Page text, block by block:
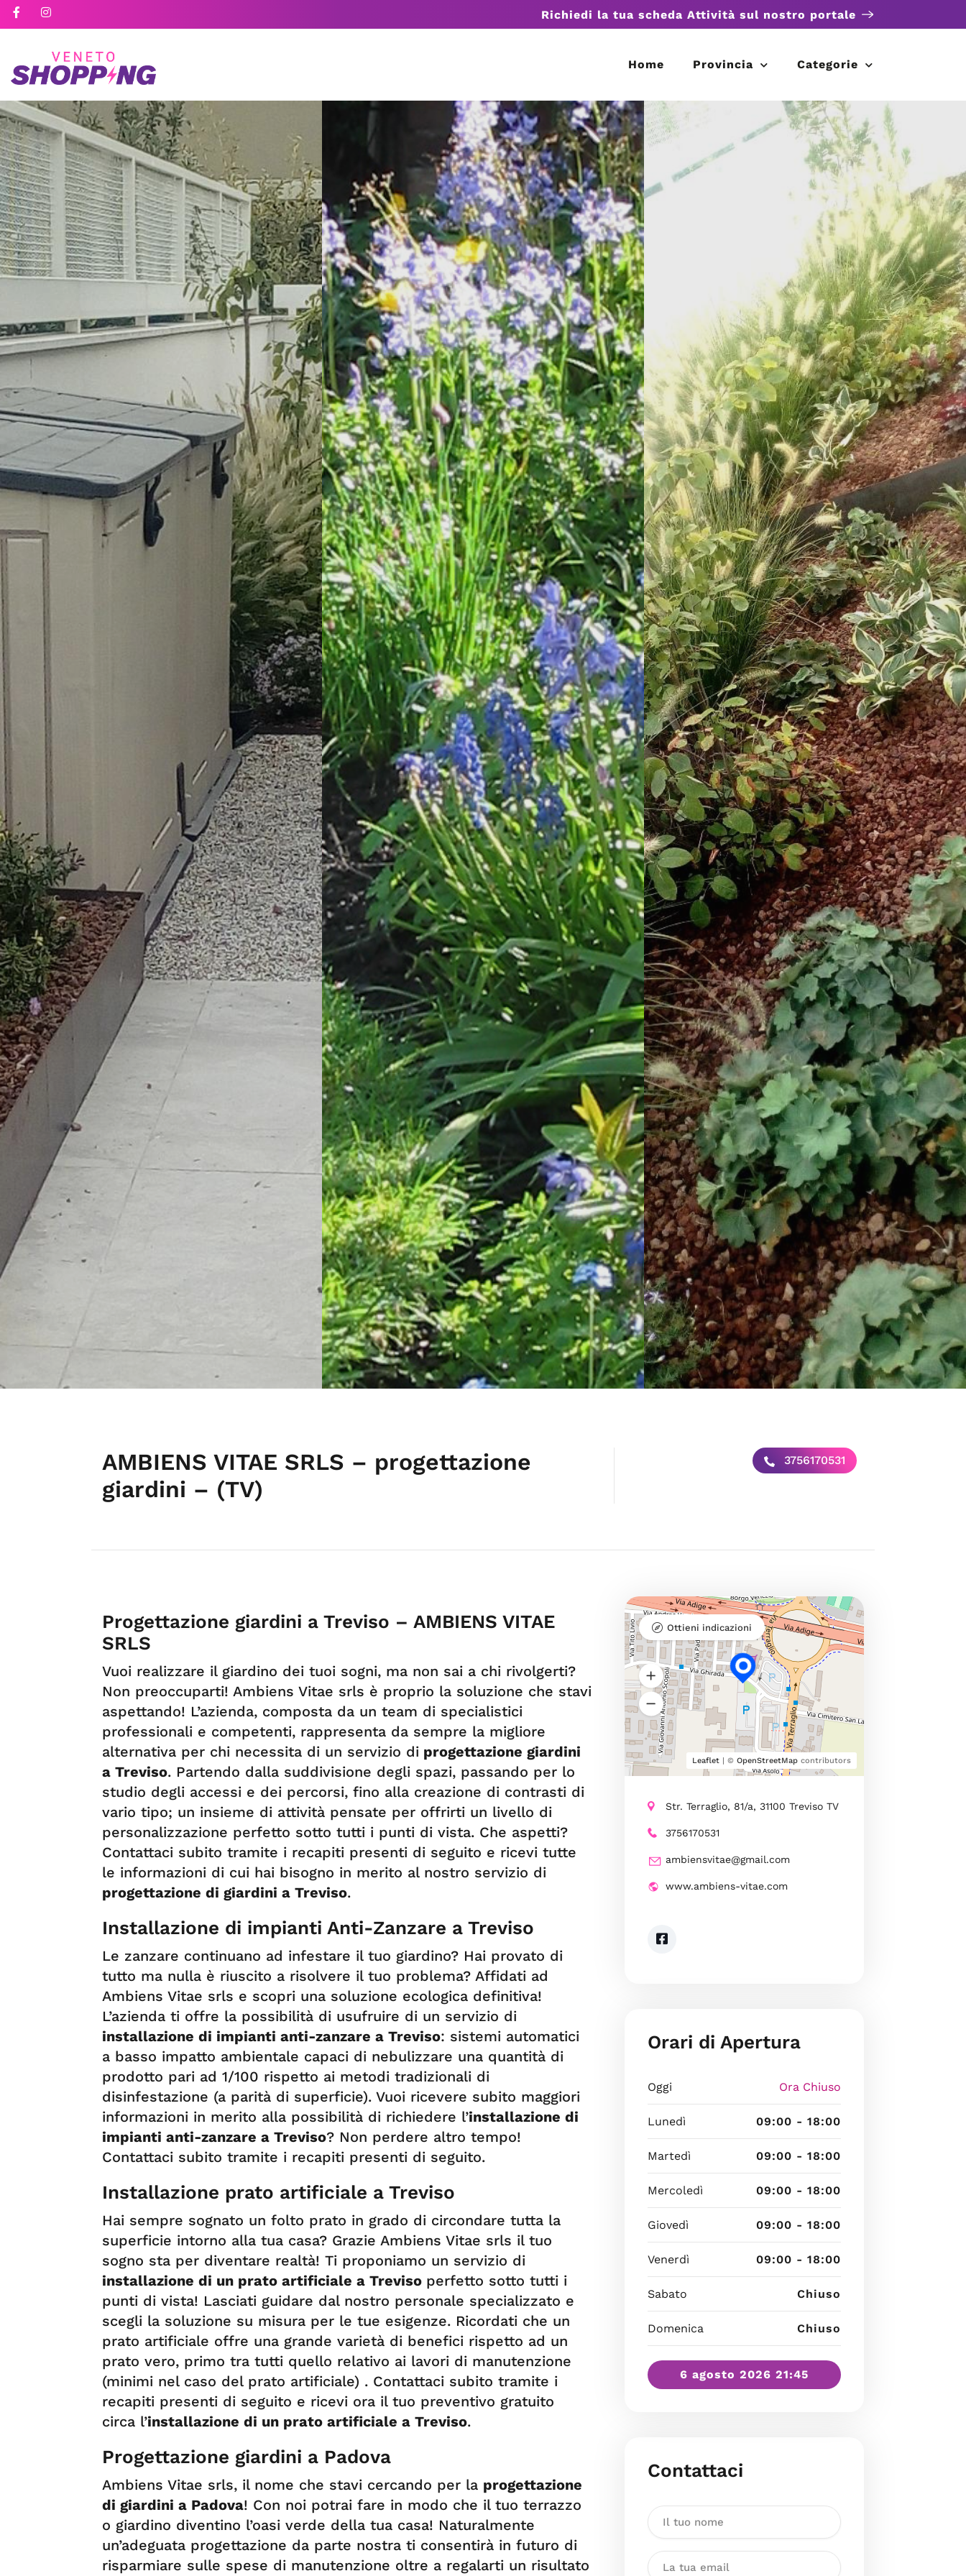
Richiedi la tua scheda Attività sul nostro portale
Home Provincia Categorie
AMBIENS VITAE SRLS – progettazione
giardini – (TV)
3756170531
Progettazione giardini a Treviso – AMBIENS VITAE
SRLS
Vuoi realizzare il giardino dei tuoi sogni, ma non sai a chi rivolgerti?
Non preoccuparti! Ambiens Vitae srls è proprio la soluzione che stavi
aspettando! L’azienda, composta da un team di specialistici
professionali e competenti, rappresenta da sempre la migliore
alternativa per chi necessita di un servizio di progettazione giardini
a Treviso. Partendo dalla suddivisione degli spazi, passando per lo
studio degli accessi e dei percorsi, fino alla creazione di contrasti di
vario tipo; un insieme di attività pensate per offrirti un livello di
personalizzazione perfetto sotto tutti i punti di vista. Che aspetti?
Contattaci subito tramite i recapiti presenti di seguito e ricevi tutte
le informazioni di cui hai bisogno in merito al nostro servizio di
progettazione di giardini a Treviso.
Installazione di impianti Anti-Zanzare a Treviso
Le zanzare continuano ad infestare il tuo giardino? Hai provato di
tutto ma nulla è riuscito a risolvere il tuo problema? Affidati ad
Ambiens Vitae srls e scopri una soluzione ecologica definitiva!
L’azienda ti offre la possibilità di usufruire di un servizio di
installazione di impianti anti-zanzare a Treviso: sistemi automatici
a basso impatto ambientale capaci di nebulizzare una quantità di
prodotto pari ad 1/100 rispetto ai metodi tradizionali di
disinfestazione (a parità di superficie). Vuoi ricevere subito maggiori
informazioni in merito alla possibilità di richiedere l’installazione di
impianti anti-zanzare a Treviso? Non perdere altro tempo!
Contattaci subito tramite i recapiti presenti di seguito.
Installazione prato artificiale a Treviso
Hai sempre sognato un folto prato in grado di circondare tutta la
superficie intorno alla tua casa? Grazie Ambiens Vitae srls il tuo
sogno sta per diventare realtà! Ti proponiamo un servizio di
installazione di un prato artificiale a Treviso perfetto sotto tutti i
punti di vista! Lasciati guidare dal nostro personale specializzato e
scegli la soluzione su misura per le tue esigenze. Ricordati che un
prato artificiale offre una grande varietà di benefici rispetto ad un
prato vero, primo tra tutti quello relativo ai lavori di manutenzione
(minimi nel caso del prato artificiale) . Contattaci subito tramite i
recapiti presenti di seguito e ricevi ora il tuo preventivo gratuito
circa l’installazione di un prato artificiale a Treviso.
Progettazione giardini a Padova
Ambiens Vitae srls, il nome che stavi cercando per la progettazione
di giardini a Padova! Con noi potrai fare in modo che il tuo terrazzo
o giardino diventino l’oasi verde della tua casa! Naturalmente
un’adeguata progettazione da parte nostra ti consentirà in futuro di
risparmiare sulle spese di manutenzione oltre a regalarti un risultato
Leaflet| © OpenStreetMapcontributors
Ottieni indicazioni
Str. Terraglio, 81/a, 31100 Treviso TV
3756170531
ambiensvitae@gmail.com
www.ambiens-vitae.com
Orari di Apertura
Oggi Ora Chiuso
Lunedì 09:00 - 18:00
Martedì 09:00 - 18:00
Mercoledì 09:00 - 18:00
Giovedì 09:00 - 18:00
Venerdì 09:00 - 18:00
Sabato Chiuso
Domenica Chiuso
6 agosto 2026 21:45
Contattaci